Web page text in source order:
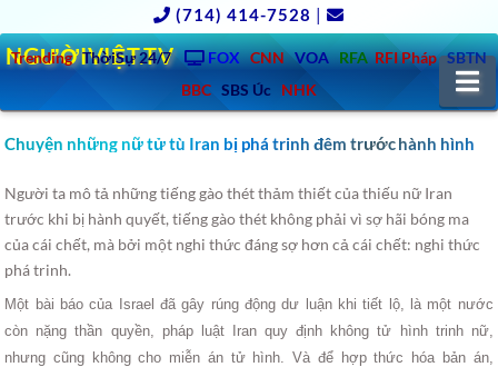
(714) 414-7528 |
Trending ThờiSự 24/7 FOX CNN VOA RFA RFI Pháp SBTN
BBC SBS Úc NHK
NGƯỜIVIỆT.TV
Chuyện những nữ tử tù Iran bị phá trinh đêm trước hành hình
Người ta mô tả những tiếng gào thét thảm thiết của thiếu nữ Iran
trước khi bị hành quyết, tiếng gào thét không phải vì sợ hãi bóng ma
của cái chết, mà bởi một nghi thức đáng sợ hơn cả cái chết: nghi thức
phá trinh.
Một bài báo của Israel đã gây rúng động dư luận khi tiết lộ, là một nước
còn nặng thần quyền, pháp luật Iran quy định không tử hình trinh nữ,
nhưng cũng không cho miễn án tử hình. Và để hợp thức hóa bản án,